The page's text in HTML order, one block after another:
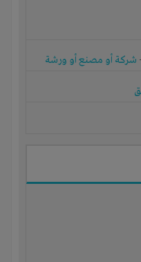
شركة أو مصنع أو ورشة